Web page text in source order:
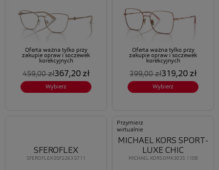
Oferta ważna tylko przy
zakupie opraw i soczewek
korekcyjnych
459,00 zł367,20 zł
Wybierz
Oferta ważna tylko przy
zakupie opraw i soczewek
korekcyjnych
399,00 zł319,20 zł
Wybierz
SFEROFLEX 0SF2263 S711
SFEROFLEX
Przymierz
wirtualnie
MICHAEL KORS 0MK3035 1108
MICHAEL KORS SPORT-
LUXE CHIC